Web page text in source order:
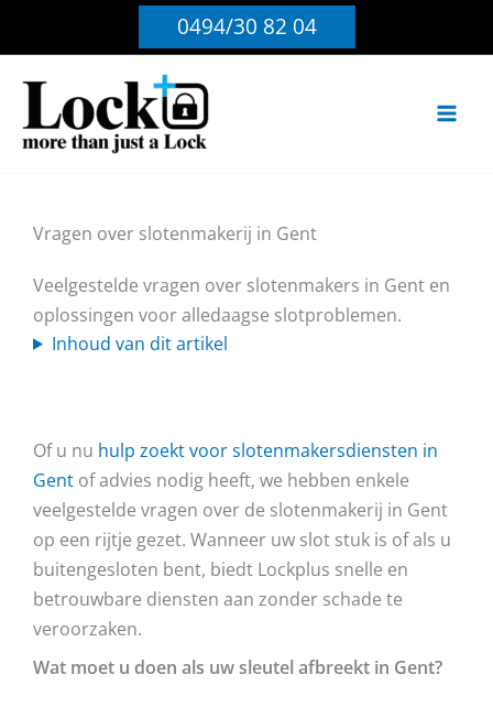
0494/30 82 04
Vragen over slotenmakerij in Gent
Veelgestelde vragen over slotenmakers in Gent en
oplossingen voor alledaagse slotproblemen.
Inhoud van dit artikel
Of u nu hulp zoekt voor slotenmakersdiensten in
Gent of advies nodig heeft, we hebben enkele
veelgestelde vragen over de slotenmakerij in Gent
op een rijtje gezet. Wanneer uw slot stuk is of als u
buitengesloten bent, biedt Lockplus snelle en
betrouwbare diensten aan zonder schade te
veroorzaken.
Wat moet u doen als uw sleutel afbreekt in Gent?